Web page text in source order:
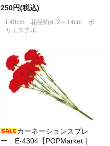
250円(税込)
L40cm 花径約φ12～14cm ポ
リエステル
カーネーションスプレ
ー E-4304【POPMarket｜